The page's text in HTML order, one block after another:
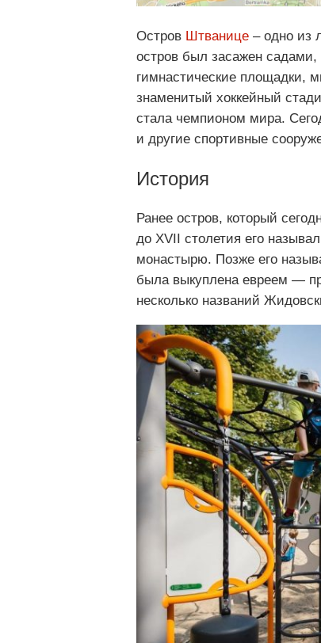
Остров Штванице – одно из
остров был засажен
гимнастические площадки,
знаменитый хоккейный
стала чемпионом мира.
и другие спортивные
История
Ранее остров, который
до XVII столетия его
монастырю. Позже его
была выкуплена евреем —
несколько названий